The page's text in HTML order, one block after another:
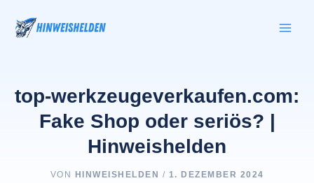
Inhalt
springen
top-werkzeugeverkaufen.com:
Fake Shop oder seriös? |
Hinweishelden
VON HINWEISHELDEN / 1. DEZEMBER 2024